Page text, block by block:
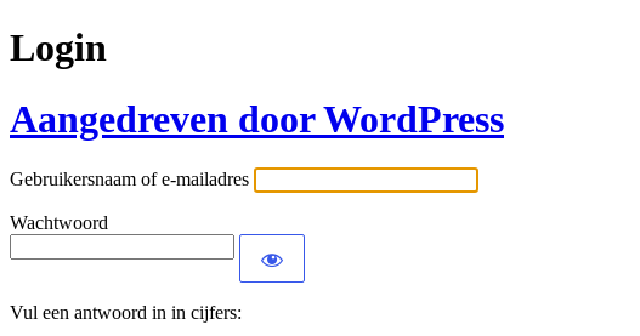
Login
Aangedreven door WordPress
Gebruikersnaam of e-mailadres
Wachtwoord
Vul een antwoord in in cijfers: